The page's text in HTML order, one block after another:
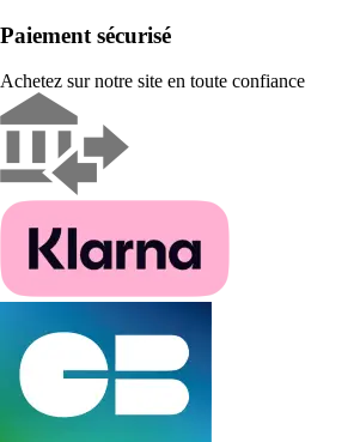
Paiement sécurisé
Achetez sur notre site en toute confiance